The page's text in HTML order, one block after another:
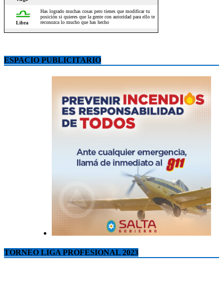
ESPACIO PUBLICITARIO
TORNEO LIGA PROFESIONAL 2023